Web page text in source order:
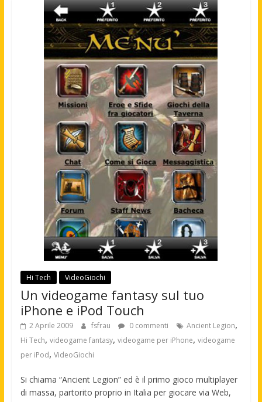
Hi Tech VideoGiochi
Un videogame fantasy sul tuo
iPhone e iPod Touch
2 Aprile 2009 fsfrau 0 commenti Ancient Legion,
Hi Tech, videogame fantasy, videogame per iPhone, videogame
per iPod, VideoGiochi
Si chiama “Ancient Legion” ed è il primo gioco multiplayer
di massa, partorito proprio in Italia per giocare via Web,